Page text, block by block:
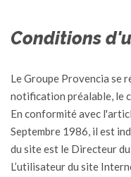
Conditions
Le Groupe Provencia se
notification préalable, le
En conformité avec
Septembre 1986, il est
du site est le Directeur
L’utilisateur du site